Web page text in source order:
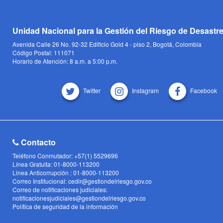
Unidad Nacional para la Gestión del Riesgo de
Avenida Calle 26 No. 92-32 Edificio Gold 4 - piso 2, Bogotá, Colombia
Código Postal: 111071
Horario de Atención: 8 a.m. a 5:00 p.m.
Twitter Instagram Facebook
Contacto
Teléfono Conmutador: +57(1) 5529696
Línea Gratuita: 01-8000-113200
Linea Anticorrupción : 01-8000-113200
Correo Institucional: cedir@gestiondelriesgo.gov.co
Correo de notificaciones judiciales:
notificacionesjudiciales@gestiondelriesgo.gov.co
Política de seguridad de la información